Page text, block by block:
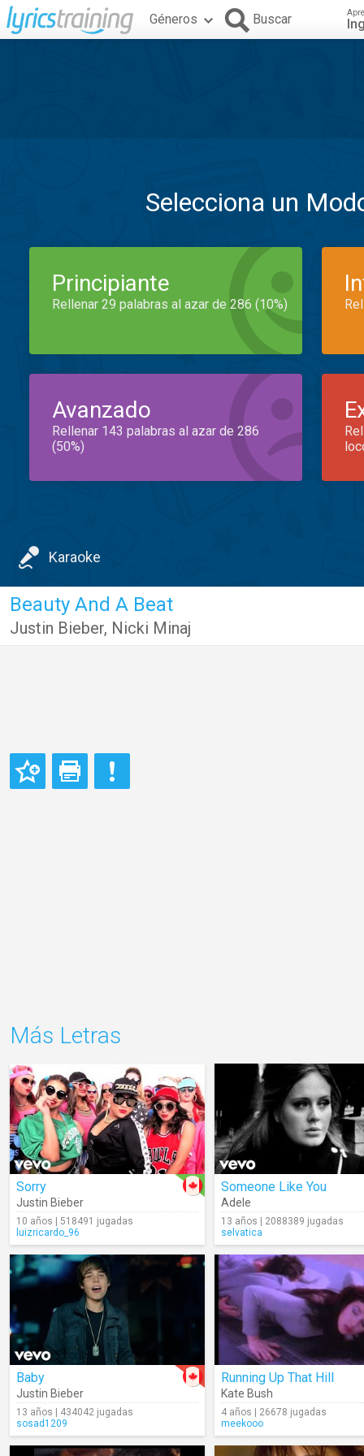
Géneros Buscar
Selecciona un
Principiante
Rellenar 29 palabras al azar de 286 (10%)
Avanzado
Rellenar 143 palabras al azar de 286
(50%)
Karaoke
Beauty And A Beat
Justin Bieber, Nicki Minaj
Más Letras
Sorry
Justin Bieber
10 años | 518491 jugadas
luizricardo_96
Someone Like You
Adele
13 años | 2088389 jugadas
selvatica
Baby
Justin Bieber
13 años | 434042 jugadas
sosad1209
Running Up That Hill
Kate Bush
4 años | 26678 jugadas
meekooo